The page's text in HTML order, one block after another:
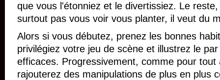
que vous l'étonniez et le divertissiez. Le
surtout pas vous voir vous planter, il veut du
Alors si vous débutez, prenez les bonnes
privilégiez votre jeu de scène et illustrez le
efficaces. Progressivement, comme pour tout
rajouterez des manipulations de plus en plus